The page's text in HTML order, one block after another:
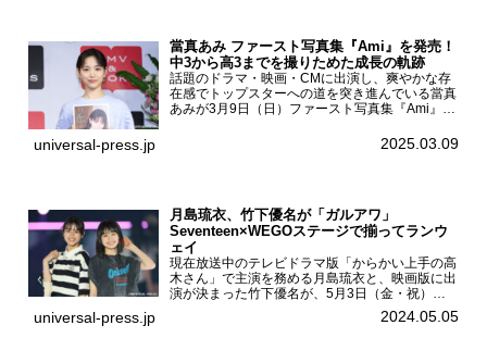
當真あみ ファースト写真集『Ami』を発売！
中3から高3までを撮りためた成長の軌跡
話題のドラマ・映画・CMに出演し、爽やかな存
在感でトップスターへの道を突き進んでいる當真
あみが3月9日（日）ファースト写真集『Ami』
BOOKS SHIBUYAで開催した。當真あみファース
universal-press.jp 2025.03.09
月島琉衣、竹下優名が「ガルアワ」
Seventeen×WEGOステージで揃ってランウ
ェイ
現在放送中のテレビドラマ版「からかい上手の高
木さん」で主演を務める月島琉衣と、映画版に出
演が決まった竹下優名が、5月3日（金・祝）東
京・国立代々木競技場第一体育館で開催されたフ
ァッション&音楽イベント『Rakuten GirlsAward
universal-press.jp 2024.05.05